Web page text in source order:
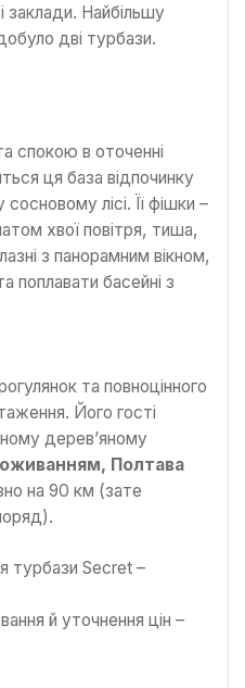
заклади. Найбільшу
дві турбази.
спокою в оточенні
ця база відпочинку
лісі. Її фішки –
хвої повітря, тиша,
з панорамним вікном,
поплавати басейні з
та повноцінного
Його гості
дерев’яному
Полтава
на 90 км (зате
турбази Secret –
й уточнення цін –